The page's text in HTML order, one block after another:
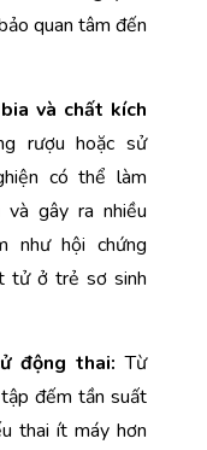
quan tâm đến
và chất kích
rượu hoặc sử
có thể làm
gây ra nhiều
như hội chứng
tử ở trẻ sơ sinh
động thai: Từ
đếm tần suất
thai ít máy hơn